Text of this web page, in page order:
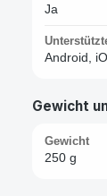
Ja
Android,
Gewicht
Gewicht
250 g